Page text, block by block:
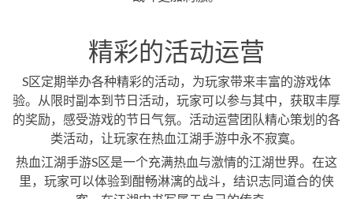
精彩的活动运营
S区定期举办各种精彩的活动，为玩家带来丰富的游戏体
验。从限时副本到节日活动，玩家可以参与其中，获取丰厚
的奖励，感受游戏的节日气氛。活动运营团队精心策划的各
类活动，让玩家在热血江湖手游中永不寂寞。
热血江湖手游S区是一个充满热血与激情的江湖世界。在这
里，玩家可以体验到酣畅淋漓的战斗，结识志同道合的侠